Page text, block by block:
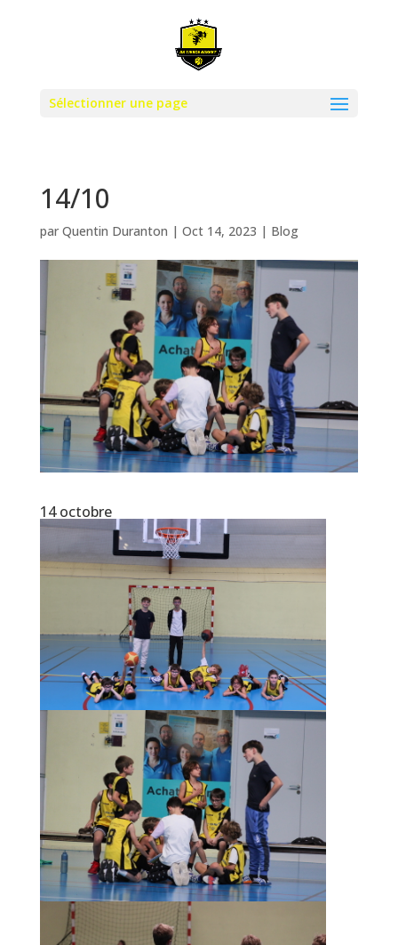
Sélectionner une page
14/10
par Quentin Duranton | Oct 14, 2023 | Blog
14 octobre